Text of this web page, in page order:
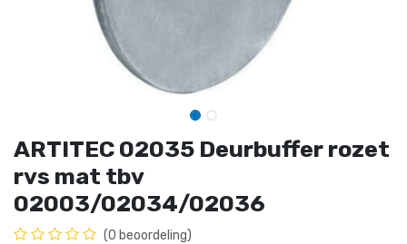
ARTITEC 02035 Deurbuffer rozet
rvs mat tbv
02003/02034/02036
(0 beoordeling)